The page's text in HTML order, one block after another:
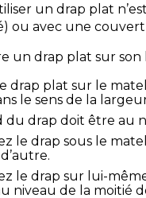
un drap plat
ou avec une
un drap plat sur son
drap plat sur le
le sens de la
du drap doit être au
le drap sous le
le drap sur lui-
niveau de la moitié